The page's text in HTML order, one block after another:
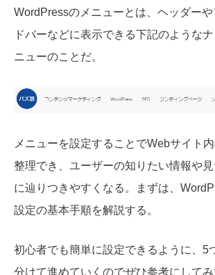
WordPressのメニューとは、ヘッダー
ドバーなどに表示できる下記のような
ニューのことだ。
メニューを設定することでWebサイト
整理でき、ユーザーの知りたい情報や
に辿りつきやすくなる。まずは、
設定の基本手順を解説する。
初心者でも簡単に設定できるように、5
分けて進めていくのでぜひ参考にしてみ